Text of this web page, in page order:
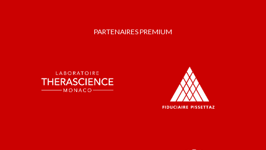
PARTENAIRES PREMIUM